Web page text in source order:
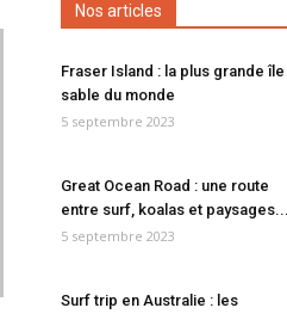
Nos articles
Fraser Island : la plus grande
sable du monde
5 septembre 2023
Great Ocean Road : une route
entre surf, koalas et paysages...
5 septembre 2023
Surf trip en Australie : les